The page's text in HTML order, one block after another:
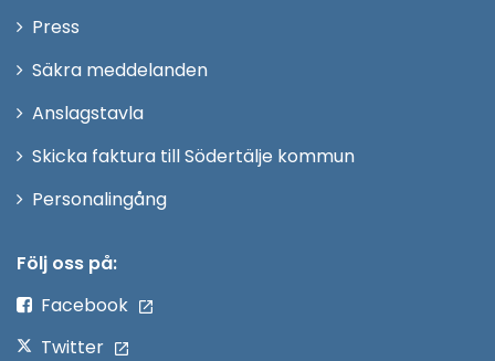
Press
fönster
Säkra meddelanden
Anslagstavla
Skicka faktura till Södertälje kommun
PersonalingångÖppna
Följ oss på:
Facebook
Twitter